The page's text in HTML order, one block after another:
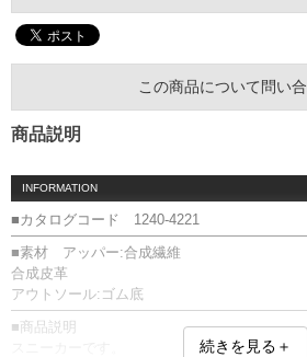
この商品について問い
商品説明
INFORMATION
■カタログコード 1240-4221
■素材 アッパー:合成繊維
合成皮革
アウトソール:ゴム底
■商品説明
続きを見る＋